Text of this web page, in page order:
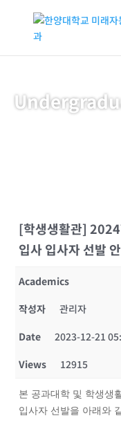
[학생생활관]
입사 입사자 선발
Academics
작성자
관리자
Date
2023-12-21
Views
12915
본 공과대학 및 학생생
입사자 선발을 아래와